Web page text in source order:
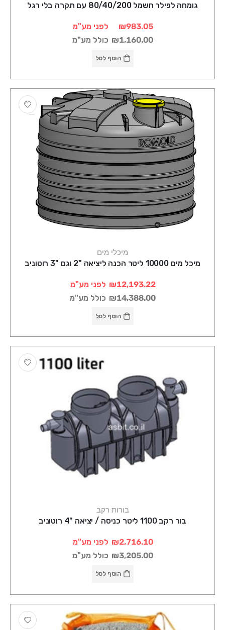
גומחה לפילר חשמל 80/40/200 עם תקרה בלי רגל
₪983.05
לפני מע"מ
₪1,160.00 כולל מע"מ
הוסף לסל
מיכלי מים
מיכל מים 10000 ליטר הכנה ליציאה "2 וגם "3 רוטוניב
₪12,193.22 לפני מע"מ
₪14,388.00 כולל מע"מ
הוסף לסל
בורות רקב
בור רקב 1100 ליטר כניסה / יציאה "4 רוטוניב
₪2,716.10 לפני מע"מ
₪3,205.00 כולל מע"מ
הוסף לסל